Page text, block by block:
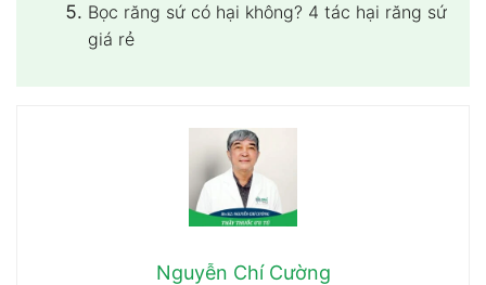
Bọc răng sứ có hại không? 4 tác hại răng sứ
giá rẻ
Nguyễn Chí Cường